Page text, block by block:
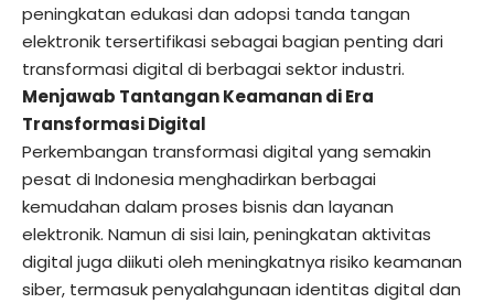
peningkatan edukasi dan adopsi tanda tangan
elektronik tersertifikasi sebagai bagian penting dari
transformasi digital di berbagai sektor industri.
Menjawab Tantangan Keamanan di Era
Transformasi Digital
Perkembangan transformasi digital yang semakin
pesat di Indonesia menghadirkan berbagai
kemudahan dalam proses bisnis dan layanan
elektronik. Namun di sisi lain, peningkatan aktivitas
digital juga diikuti oleh meningkatnya risiko keamanan
siber, termasuk penyalahgunaan identitas digital dan